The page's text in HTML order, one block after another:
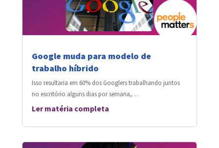
Google muda para modelo de
trabalho híbrido
Isso resultaria em 60% dos Googlers trabalhando juntos
no escritório alguns dias por semana,…
Ler matéria completa